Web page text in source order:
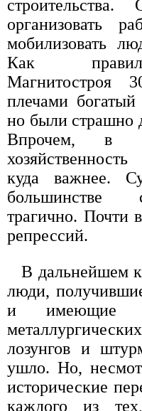
организовать
мобилизовать
Как
Магнитостроя
плечами
но были страшно
Впрочем, в
куда важнее.
большинстве
трагично. Почти
репрессий.
В дальнейшем
люди,
и имеющие
лозунгов и
ушло. Но,
исторические
каждого из